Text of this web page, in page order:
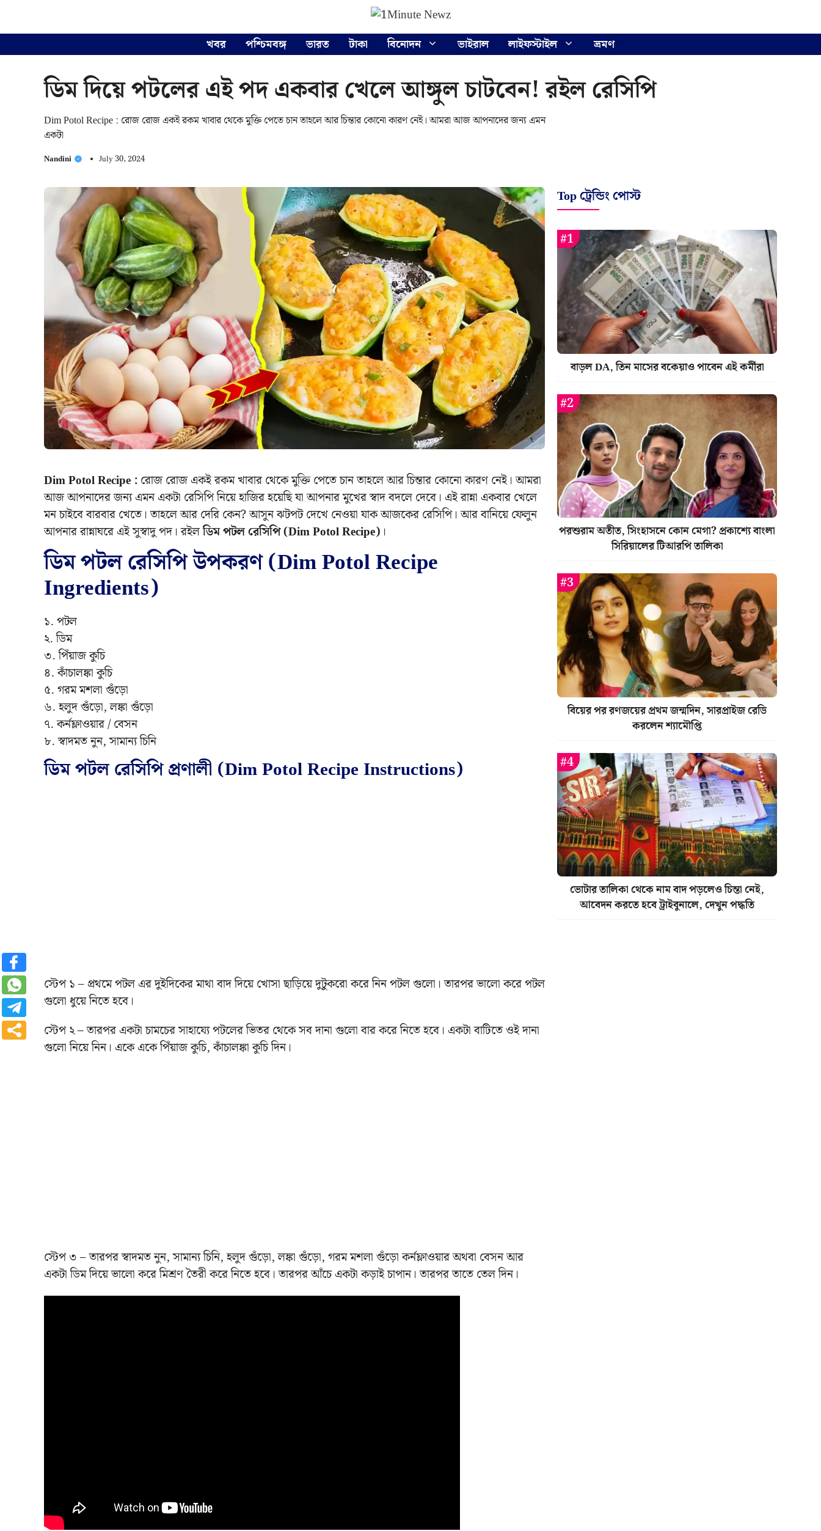
খবর পশ্চিমবঙ্গ ভারত টাকা বিনোদন ভাইরাল লাইফস্টাইল ভ্রমণ
ডিম দিয়ে পটলের এই পদ একবার খেলে আঙ্গুল চাটবেন! রইল রেসিপি
Dim Potol Recipe : রোজ রোজ একই রকম খাবার থেকে মুক্তি পেতে চান তাহলে আর চিন্তার কোনো কারণ নেই। আমরা আজ আপনাদের জন্য এমন
একটা
Nandini July 30, 2024
Dim Potol Recipe : রোজ রোজ একই রকম খাবার থেকে মুক্তি পেতে চান তাহলে আর চিন্তার কোনো কারণ নেই। আমরা
আজ আপনাদের জন্য এমন একটা রেসিপি নিয়ে হাজির হয়েছি যা আপনার মুখের স্বাদ বদলে দেবে। এই রান্না একবার খেলে
মন চাইবে বারবার খেতে। তাহলে আর দেরি কেন? আসুন ঝটপট দেখে নেওয়া যাক আজকের রেসিপি। আর বানিয়ে ফেলুন
আপনার রান্নাঘরে এই সুস্বাদু পদ। রইলডিম পটল রেসিপি (Dim Potol Recipe) ।
ডিম পটল রেসিপি উপকরণ (Dim Potol Recipe
Ingredients)
১. পটল
২. ডিম
৩. পিঁয়াজ কুচি
৪. কাঁচালঙ্কা কুচি
৫. গরম মশলা গুঁড়ো
৬. হলুদ গুঁড়ো, লঙ্কা গুঁড়ো
৭. কর্নফ্লাওয়ার / বেসন
৮. স্বাদমত নুন, সামান্য চিনি
ডিম পটল রেসিপি প্রণালী (Dim Potol Recipe Instructions)
স্টেপ ১ – প্রথমে পটল এর দুইদিকের মাথা বাদ দিয়ে খোসা ছাড়িয়ে দুটুকরো করে নিন পটল গুলো। তারপর ভালো করে পটল
গুলো ধুয়ে নিতে হবে।
স্টেপ ২ – তারপর একটা চামচের সাহায্যে পটলের ভিতর থেকে সব দানা গুলো বার করে নিতে হবে। একটা বাটিতে ওই দানা
গুলো নিয়ে নিন। একে একে পিঁয়াজ কুচি, কাঁচালঙ্কা কুচি দিন।
স্টেপ ৩ – তারপর স্বাদমত নুন, সামান্য চিনি, হলুদ গুঁড়ো, লঙ্কা গুঁড়ো, গরম মশলা গুঁড়ো কর্নফ্লাওয়ার অথবা বেসন আর
একটা ডিম দিয়ে ভালো করে মিশ্রণ তৈরী করে নিতে হবে। তারপর আঁচে একটা কড়াই চাপান। তারপর তাতে তেল দিন।
Top ট্রেন্ডিং পোস্ট
বাড়ল DA, তিন মাসের বকেয়াও পাবেন এই কর্মীরা
পরশুরাম অতীত, সিংহাসনে কোন মেগা? প্রকাশ্যে বাংলা
সিরিয়ালের টিআরপি তালিকা
বিয়ের পর রণজয়ের প্রথম জন্মদিন, সারপ্রাইজ রেডি
করলেন শ্যামৌপ্তি
ভোটার তালিকা থেকে নাম বাদ পড়লেও চিন্তা নেই,
আবেদন করতে হবে ট্রাইবুনালে, দেখুন পদ্ধতি